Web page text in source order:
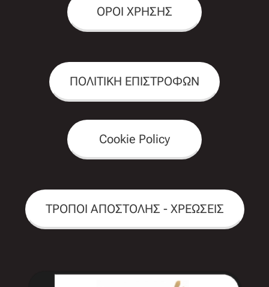
ΟΡΟΙ ΧΡΗΣΗΣ
ΠΟΛΙΤΙΚΗ ΕΠΙΣΤΡΟΦΩΝ
Cookie Policy
ΤΡΟΠΟΙ ΑΠΟΣΤΟΛΗΣ - ΧΡΕΩΣΕΙΣ